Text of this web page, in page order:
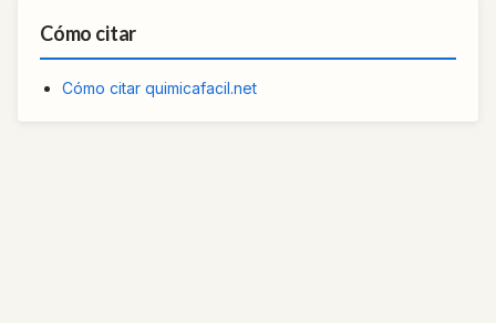
Cómo citar
Cómo citar quimicafacil.net